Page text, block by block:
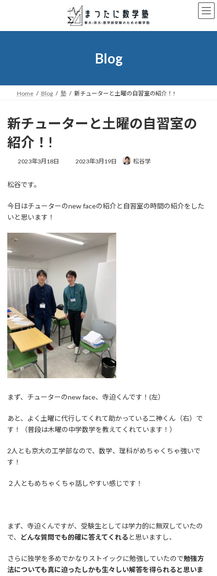
ン
ー
Blog
Home Blog 塾 新チューターと土曜の自習室の紹介！!
新チューターと土曜の自習室の
紹介！!
2023年3月18日
最
:
2023年3月19日 松谷学
松谷です。
今日はチューターのnew faceの紹介と自習室の時間の紹介をした
いと思います！
まず、チューターのnew face、寺迫くんです！(左）
あと、よく土曜に代行してくれて助かっている二神くん（右）で
す！（普段は木曜の中学数学を教えてくれています！）
2人とも京大の工学部なので、数学、理科がめちゃくちゃ強いで
す！
２人ともめちゃくちゃ話しやすい感じです！
まず、寺迫くんですが、受験生としては学力的に無双していたの
で、
どんな質問でも的確に答えてくれると思いますし、
さらに独学を多めでかなりストイックに勉強していたので勉強方
法についても真に迫ったしかも生々しい解答を得られると思いま